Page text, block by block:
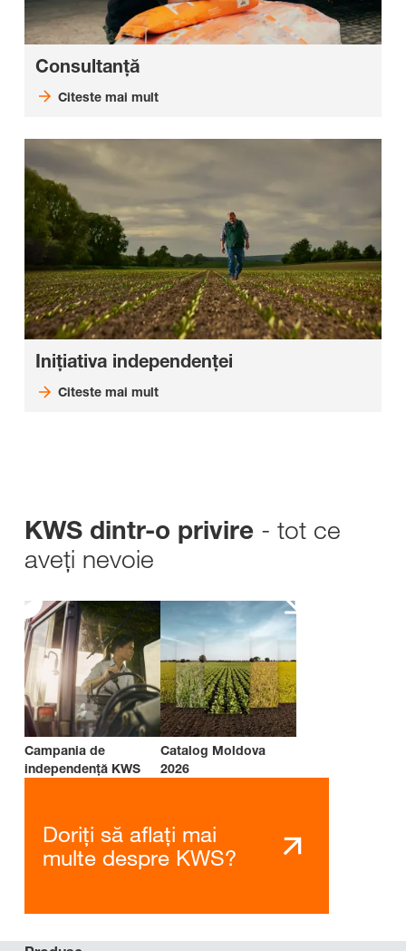
Consultanţă
Citeste mai mult
Inițiativa independenței
Citeste mai mult
KWS dintr-o privire - tot ce
aveți nevoie
Campania de
independenţă KWS
Catalog Moldova
2026
Doriți să aflați mai
multe despre KWS?